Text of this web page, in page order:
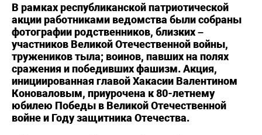
В рамках республиканской патриотической
акции работниками ведомства были собраны
фотографии родственников, близких –
участников Великой Отечественной войны,
тружеников тыла; воинов, павших на полях
сражения и победивших фашизм. Акция,
инициированная главой Хакасии Валентином
Коноваловым, приурочена к 80-летнему
юбилею Победы в Великой Отечественной
войне и Году защитника Отечества.